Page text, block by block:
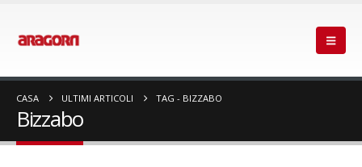
CASA ULTIMI ARTICOLI TAG - BIZZABO
Bizzabo